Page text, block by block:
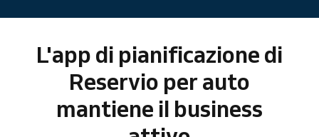
L'app di pianificazione di
Reservio per auto
mantiene il business